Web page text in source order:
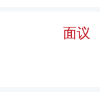
2025年底开
深圳医院牵
面议